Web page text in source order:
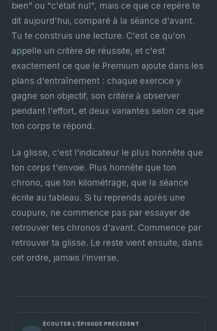
bien" ou "c'était nul", mais ce que ce repère te
dit aujourd'hui, comparé à la séance d'avant.
Tu te construis une lecture. C'est ce qu'on
appelle un critère de réussite, et c'est
exactement ce que le Premium ajoute dans les
plans d'entraînement : chaque exercice y
gagne son objectif, son critère à observer
pendant l'effort, et deux variantes selon ce que
ton corps te répond.
La glisse, c'est l'indicateur le plus honnête que
ton corps t'envoie. Plus honnête que ton
chrono, que ton kilométrage, que la séance
écrite au tableau. Si tu reprends après une
coupure, ne commence pas par essayer de
retrouver tes chronos d'avant. Commence par
retrouver ta glisse. Le reste vient ensuite, dans
cet ordre, jamais l'inverse.
ÉCOUTER L'ÉPISODE PRÉCÉDENT